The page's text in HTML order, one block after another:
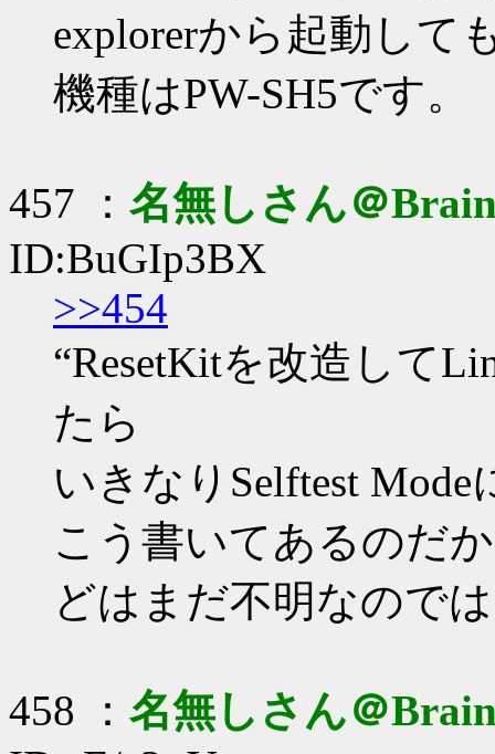
explorerから起動して
機種はPW-SH5です。
457 ： 名無しさん＠
ID:BuGIp3BX
>>454
“ResetKitを改造して
たら
いきなりSelftest
こう書いてあるのだ
どはまだ不明なので
458 ： 名無しさん＠